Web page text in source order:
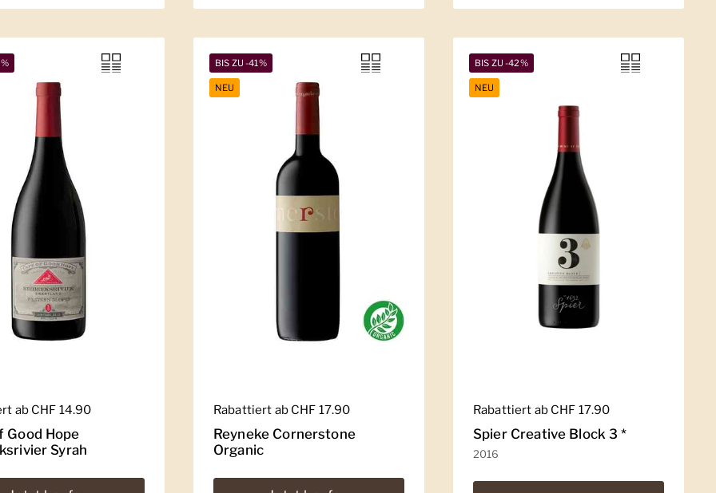
Preis
ab CHF 14.90
Good Hope
Syrah
Regulärer Preis
Rabattiert ab CHF 17.90
Reyneke Cornerstone
Organic
BIS ZU -41%
NEU
Regulärer Preis
Rabattiert ab CHF 17.90
Spier Creative Block 3 *
2016
BIS ZU -42%
NEU